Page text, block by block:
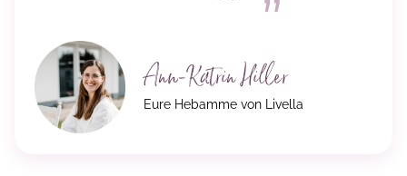
Ann-Katrin Hiller
Eure Hebamme von Livella